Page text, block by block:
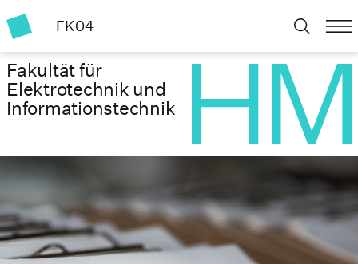
FK04
Fakultät für
Elektrotechnik und
Informationstechnik